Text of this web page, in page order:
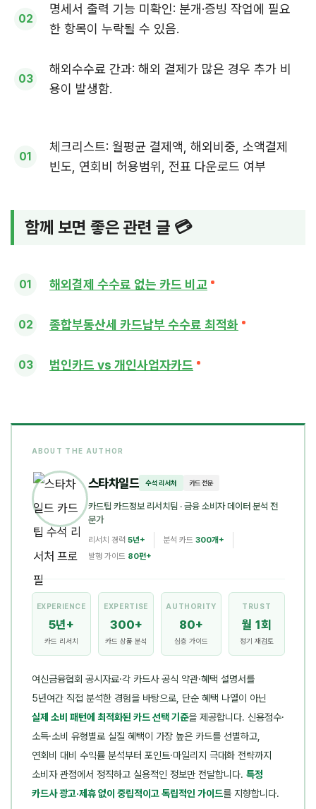
명세서 출력 기능 미확인: 분개·증빙 작업에 필요
한 항목이 누락될 수 있음.
해외수수료 간과: 해외 결제가 많은 경우 추가 비
용이 발생함.
체크리스트: 월평균 결제액, 해외비중, 소액결제
빈도, 연회비 허용범위, 전표 다운로드 여부
함께 보면 좋은 관련 글 💳
해외결제 수수료 없는 카드 비교
종합부동산세 카드납부 수수료 최적화
법인카드 vs 개인사업자카드
ABOUT THE AUTHOR
스타차일드 수석 리서처 카드 전문
카드팁 카드정보 리서치팀 · 금융 소비자 데이터 분석 전
문가
리서치 경력 5년+ 분석 카드 300개+
발행 가이드 80편+
EXPERIENCE
5년+
카드 리서치
EXPERTISE
300+
카드 상품 분석
AUTHORITY
80+
심층 가이드
TRUST
월 1회
정기 재검토
여신금융협회 공시자료·각 카드사 공식 약관·혜택 설명서를
5년여간 직접 분석한 경험을 바탕으로, 단순 혜택 나열이 아닌
실제 소비 패턴에 최적화된 카드 선택 기준을 제공합니다. 신용점수·
소득·소비 유형별로 실질 혜택이 가장 높은 카드를 선별하고,
연회비 대비 수익률 분석부터 포인트·마일리지 극대화 전략까지
소비자 관점에서 정직하고 실용적인 정보만 전달합니다. 특정
카드사 광고·제휴 없이 중립적이고 독립적인 가이드를 지향합니다.